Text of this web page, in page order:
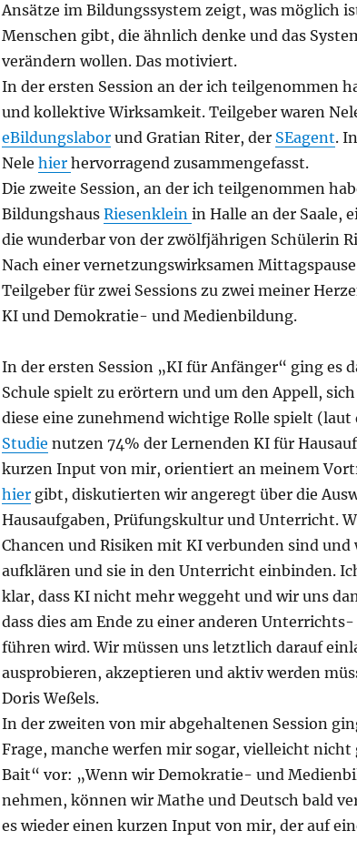
Ansätze im Bildungssystem zeigt, was möglich
Menschen gibt, die ähnlich denke und das
verändern wollen. Das motiviert.
In der ersten Session an der ich teilgenommen
und kollektive Wirksamkeit. Teilgeber waren
eBildungslaborund Gratian Riter, der SEagent.
Nele hier hervorragend zusammengefasst.
Die zweite Session, an der ich teilgenommen
Bildungshaus Riesenklein in Halle an der Saale,
die wunderbar von der zwölfjährigen Schülerin
Nach einer vernetzungswirksamen
Teilgeber für zwei Sessions zu zwei meiner
KI und Demokratie- und Medienbildung.
In der ersten Session „KI für Anfänger“ ging es
Schule spielt zu erörtern und um den Appell,
diese eine zunehmend wichtige Rolle spielt
Studie nutzen 74% der Lernenden KI für
kurzen Input von mir, orientiert an meinem
hiergibt, diskutierten wir angeregt über die
Hausaufgaben, Prüfungskultur und Unterricht.
Chancen und Risiken mit KI verbunden sind und
aufklären und sie in den Unterricht einbinden.
klar, dass KI nicht mehr weggeht und wir uns
dass dies am Ende zu einer anderen
führen wird. Wir müssen uns letztlich darauf
ausprobieren, akzeptieren und aktiv werden
Doris Weßels.
In der zweiten von mir abgehaltenen Session
Frage, manche werfen mir sogar, vielleicht nicht
Bait“ vor: „Wenn wir Demokratie- und
nehmen, können wir Mathe und Deutsch bald
es wieder einen kurzen Input von mir, der auf